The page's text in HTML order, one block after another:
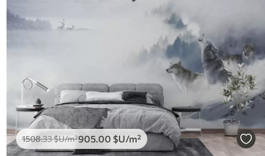
1508.33$U/m²905.00 $U/m²